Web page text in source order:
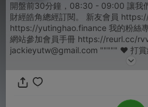
開盤前30分鐘，08:30 - 09:00 讓我們一
財經皓角總經訂閱。 新友會員 https://
https://yutinghao.finance 我的粉絲專頁 https://reurl.cc/n563rd
網站參加會員手冊 https://reurl.cc/
jackieyutw@gmail.com """"" ♥️ 打賞
https://p.ecpay.com.tw/B83478D